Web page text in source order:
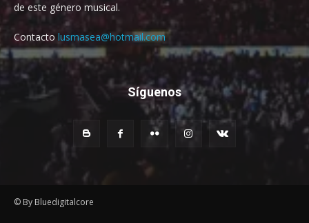
de este género musical.
Contacto lusmasea@hotmail.com
Síguenos
© By Bluedigitalcore